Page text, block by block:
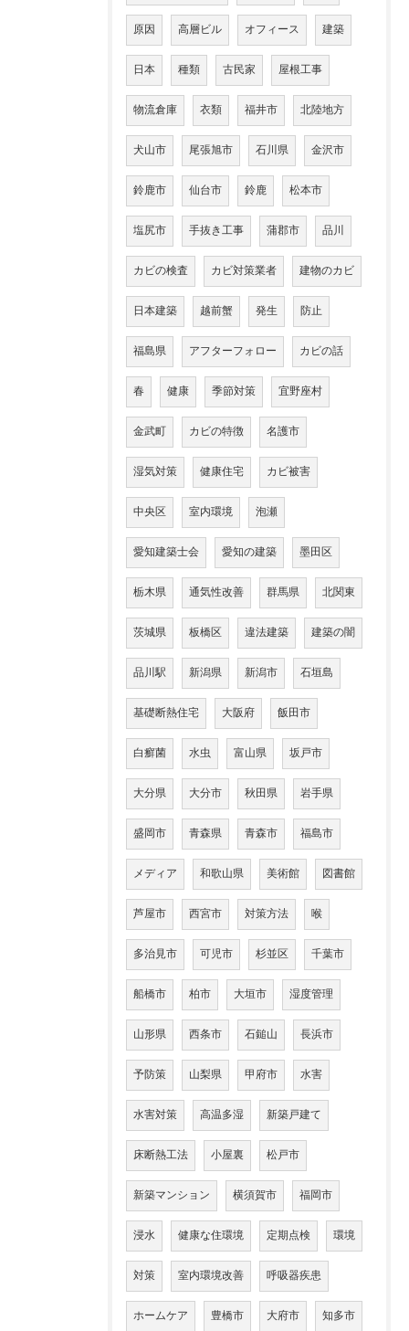
原因 高層ビル オフィース 建築
日本 種類 古民家 屋根工事
物流倉庫 衣類 福井市 北陸地方
犬山市 尾張旭市 石川県 金沢市
鈴鹿市 仙台市 鈴鹿 松本市
塩尻市 手抜き工事 蒲郡市 品川
カビの検査 カビ対策業者 建物のカビ
日本建築 越前蟹 発生 防止
福島県 アフターフォロー カビの話
春 健康 季節対策 宜野座村
金武町 カビの特徴 名護市
湿気対策 健康住宅 カビ被害
中央区 室内環境 泡瀬
愛知建築士会 愛知の建築 墨田区
栃木県 通気性改善 群馬県 北関東
茨城県 板橋区 違法建築 建築の闇
品川駅 新潟県 新潟市 石垣島
基礎断熱住宅 大阪府 飯田市
白癬菌 水虫 富山県 坂戸市
大分県 大分市 秋田県 岩手県
盛岡市 青森県 青森市 福島市
メディア 和歌山県 美術館 図書館
芦屋市 西宮市 対策方法 喉
多治見市 可児市 杉並区 千葉市
船橋市 柏市 大垣市 湿度管理
山形県 西条市 石鎚山 長浜市
予防策 山梨県 甲府市 水害
水害対策 高温多湿 新築戸建て
床断熱工法 小屋裏 松戸市
新築マンション 横須賀市 福岡市
浸水 健康な住環境 定期点検 環境
対策 室内環境改善 呼吸器疾患
ホームケア 豊橋市 大府市 知多市